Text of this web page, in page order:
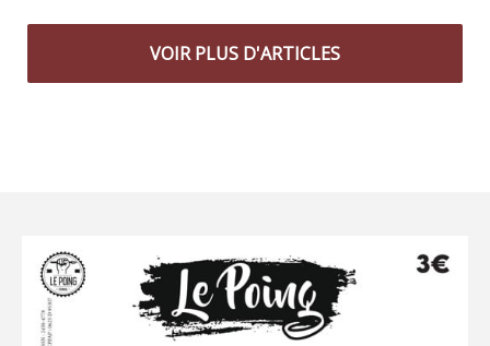
VOIR PLUS D'ARTICLES